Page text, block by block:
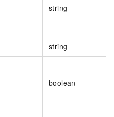
string
string
boolean